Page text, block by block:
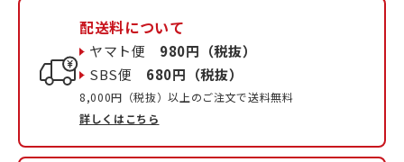
配送料について
ヤマト便 980円（税抜）
SBS便 680円（税抜）
8,000円（税抜）以上のご注文で送料無料
詳しくはこちら